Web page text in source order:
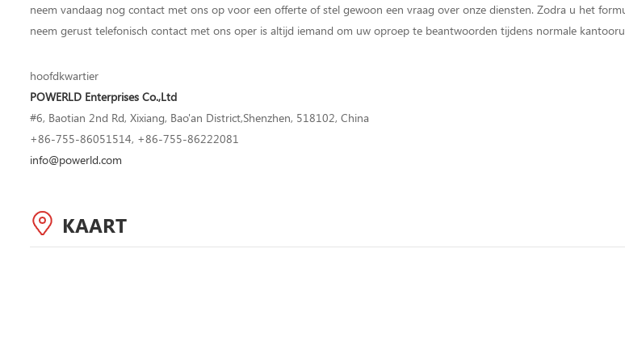
neem vandaag nog contact met ons op voor een offerte of stel gewoon een vraag over onze diensten. Zodra u het
neem gerust telefonisch contact met ons oper is altijd iemand om uw oproep te beantwoorden tijdens normale
hoofdkwartier
POWERLD Enterprises Co.,Ltd
#6, Baotian 2nd Rd, Xixiang, Bao'an District,Shenzhen, 518102, China
+86-755-86051514, +86-755-86222081
info@powerld.com
KAART